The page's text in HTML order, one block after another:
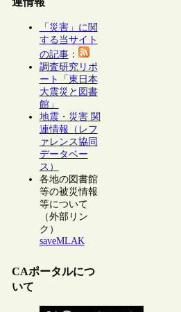
「災害」に関
する当サイト
の記事：
調査研究リポ
ート「東日本
大震災と図書
館」
地震・災害 関
連情報（レフ
ァレンス協同
データベー
ス）
各地の図書館
等の被災情報
等について
（外部リン
ク）
saveMLAK
CAポータルにつ
いて